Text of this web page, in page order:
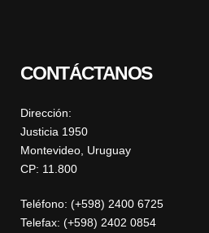
CONTÁCTANOS
Dirección:
Justicia 1950
Montevideo, Uruguay
CP: 11.800
Teléfono: (+598) 2400 6725
Telefax: (+598) 2402 0854